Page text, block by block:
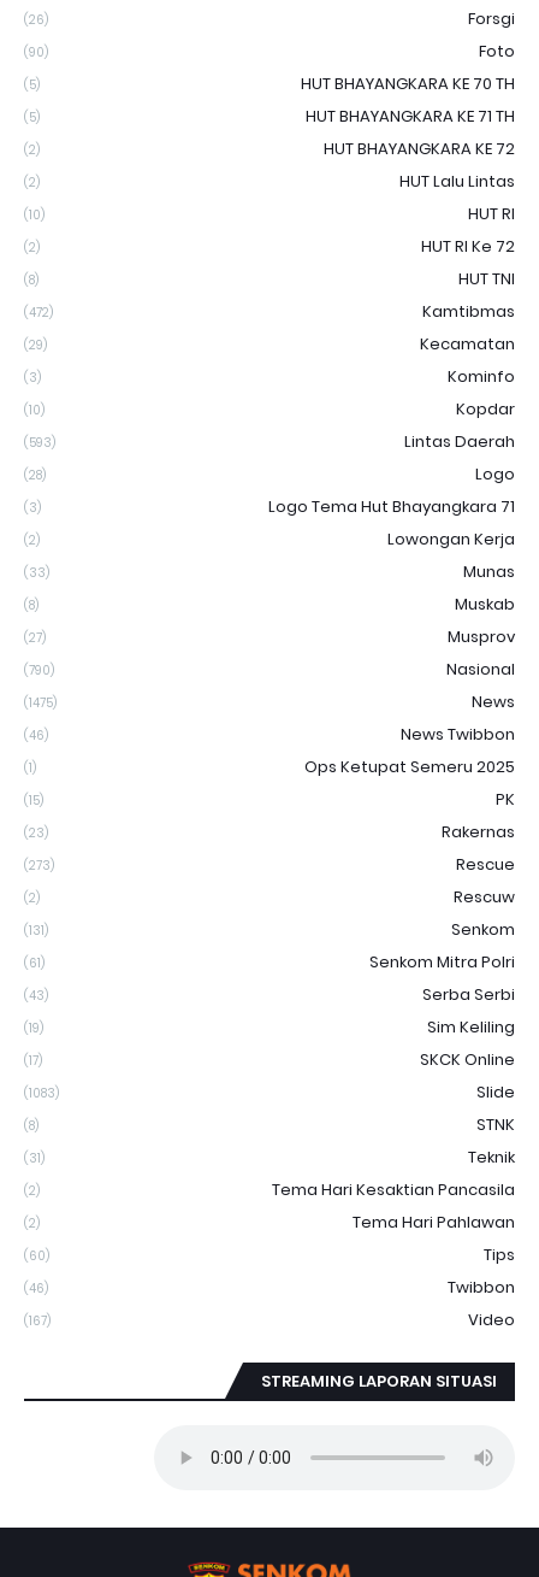
Forsgi
(26)
Foto
(90)
HUT BHAYANGKARA KE 70 TH
(5)
HUT BHAYANGKARA KE 71 TH
(5)
HUT BHAYANGKARA KE 72
(2)
HUT Lalu Lintas
(2)
HUT RI
(10)
HUT RI Ke 72
(2)
HUT TNI
(8)
Kamtibmas
(472)
Kecamatan
(29)
Kominfo
(3)
Kopdar
(10)
Lintas Daerah
(593)
Logo
(28)
Logo Tema Hut Bhayangkara 71
(3)
Lowongan Kerja
(2)
Munas
(33)
Muskab
(8)
Musprov
(27)
Nasional
(790)
News
(1475)
News Twibbon
(46)
Ops Ketupat Semeru 2025
(1)
PK
(15)
Rakernas
(23)
Rescue
(273)
Rescuw
(2)
Senkom
(131)
Senkom Mitra Polri
(61)
Serba Serbi
(43)
Sim Keliling
(19)
SKCK Online
(17)
Slide
(1083)
STNK
(8)
Teknik
(31)
Tema Hari Kesaktian Pancasila
(2)
Tema Hari Pahlawan
(2)
Tips
(60)
Twibbon
(46)
Video
(167)
STREAMING LAPORAN SITUASI